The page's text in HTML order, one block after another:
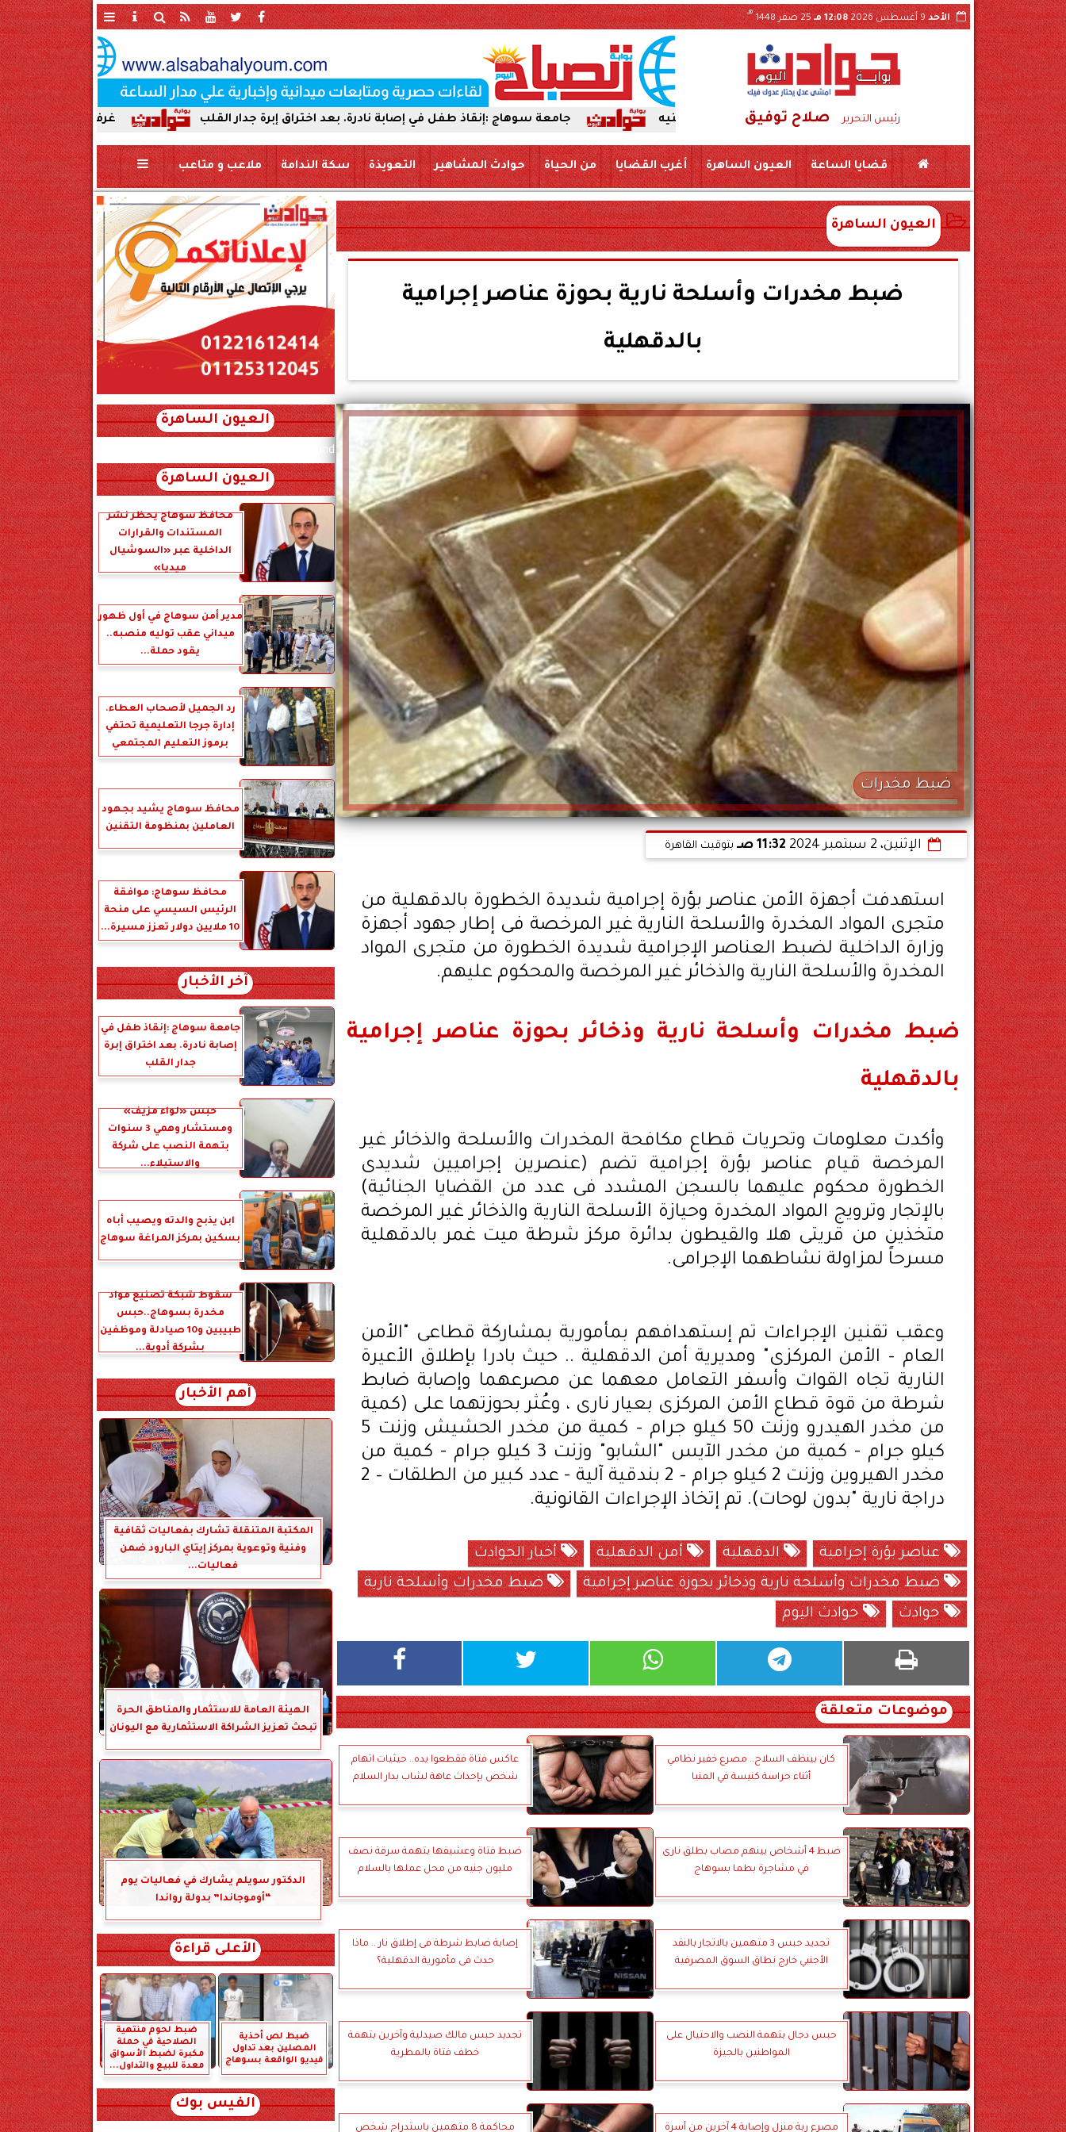
الأحد9 أغسطس 2026 12:08 مـ 25 صفر 1448
هـ
رئيس التحرير صلاح توفيق غرفة الأزمات بسوهاج: لا تأثير جامعة سوهاج :إنقاذ طفل في إصابة نادرة. بعد اختراق إبرة جدار القلب
قضايا الساعة العيون الساهرة أغرب القضايا من الحياة حوادث المشاهير التعويذة سكة الندامة ملاعب و متاعب
العيون الساهرة
ضبط مخدرات وأسلحة نارية بحوزة عناصر إجرامية
بالدقهلية
ضبط مخدرات
الإثنين، 2 سبتمبر 2024 11:32 صـ بتوقيت القاهرة
استهدفت أجهزة الأمن عناصر بؤرة إجرامية شديدة الخطورة بالدقهلية من
متجرى المواد المخدرة والأسلحة النارية غير المرخصة فى إطار جهود أجهزة
وزارة الداخلية لضبط العناصر الإجرامية شديدة الخطورة من متجرى المواد
المخدرة والأسلحة النارية والذخائر غير المرخصة والمحكوم عليهم.
ضبط مخدرات وأسلحة نارية وذخائر بحوزة عناصر إجرامية
بالدقهلية
وأكدت معلومات وتحريات قطاع مكافحة المخدرات والأسلحة والذخائر غير
المرخصة قيام عناصر بؤرة إجرامية تضم (عنصرين إجراميين شديدى
الخطورة محكوم عليهما بالسجن المشدد فى عدد من القضايا الجنائية)
بالإتجار وترويج المواد المخدرة وحيازة الأسلحة النارية والذخائر غير المرخصة
متخذين من قريتى هلا والقيطون بدائرة مركز شرطة ميت غمر بالدقهلية
مسرحاً لمزاولة نشاطهما الإجرامى.
وعقب تقنين الإجراءات تم إستهدافهم بمأمورية بمشاركة قطاعى "الأمن
العام – الأمن المركزى" ومديرية أمن الدقهلية .. حيث بادرا بإطلاق الأعيرة
النارية تجاه القوات وأسفر التعامل معهما عن مصرعهما وإصابة ضابط
شرطة من قوة قطاع الأمن المركزى بعيار نارى ، وعُثر بحوزتهما على (كمية
من مخدر الهيدرو وزنت 50 كيلو جرام – كمية من مخدر الحشيش وزنت 5
كيلو جرام - كمية من مخدر الآيس "الشابو" وزنت 3 كيلو جرام - كمية من
مخدر الهيروين وزنت 2 كيلو جرام – 2 بندقية آلية - عدد كبير من الطلقات – 2
دراجة نارية "بدون لوحات). تم إتخاذ الإجراءات القانونية.
عناصر بؤرة إجرامية الدقهلية أمن الدقهلية
أخبار الحوادث
ضبط مخدرات وأسلحة نارية وذخائر بحوزة عناصر إجرامية
ضبط مخدرات وأسلحة نارية
حوادث
حوادث اليوم
موضوعات متعلقة
كان بينظف السلاح.. مصرع خفير نظامي
أثناء حراسة كنيسة في المنيا
عاكس فتاة فقطعوا يده.. حيثيات اتهام
شخص بإحداث عاهة لشاب بدار السلام
ضبط 4 أشخاص بينهم مصاب بطلق نارى
في مشاجرة بطما بسوهاج
ضبط فتاة وعشيقها بتهمة سرقة نصف
مليون جنيه من محل عملها بالسلام
تجديد حبس 3 متهمين بالاتجار بالنقد
الأجنبي خارج نطاق السوق المصرفية
إصابة ضابط شرطة فى إطلاق نار .. ماذا
حدث فى مأمورية الدقهلية؟
حبس دجال بتهمة النصب والاحتيال على
المواطنين بالجيزة
تجديد حبس مالك صيدلية وآخرين بتهمة
خطف فتاة بالمطرية
مصرع ربة منزل وإصابة 4 آخرين من أسرة محاكمة 8 متهمين باستدراج شخص
العيون الساهرة
xml_json/rss/~12.xml x0n not found
العيون الساهرة
محافظ سوهاج يحظر نشر
المستندات والقرارات
الداخلية عبر «السوشيال
ميديا»
مدير أمن سوهاج في أول ظهور
ميداني عقب توليه منصبه..
يقود حملة...
رد الجميل لأصحاب العطاء.
إدارة جرجا التعليمية تحتفي
برموز التعليم المجتمعي
محافظ سوهاج يشيد بجهود
العاملين بمنظومة التقنين
محافظ سوهاج: موافقة
الرئيس السيسي على منحة
10 ملايين دولار تعزز مسيرة...
آخر الأخبار
جامعة سوهاج :إنقاذ طفل في
إصابة نادرة. بعد اختراق إبرة
جدار القلب
حبس «لواء مزيف»
ومستشار وهمي 3 سنوات
بتهمة النصب على شركة
والاستيلاء...
ابن يذبح والدته ويصيب أباه
بسكين بمركز المراغة سوهاج
سقوط شبكة تصنيع مواد
مخدرة بسوهاج..حبس
طبيبين و10 صيادلة وموظفين
بشركة أدوية...
أهم الأخبار
المكتبة المتنقلة تشارك بفعاليات ثقافية
وفنية وتوعوية بمركز إيتاي البارود ضمن
فعاليات...
الهيئة العامة للاستثمار والمناطق الحرة
تبحث تعزيز الشراكة الاستثمارية مع اليونان
الدكتور سويلم يشارك في فعاليات يوم
“أوموجاندا” بدولة رواندا
الأعلى قراءة
ضبط لص أحذية
المصلين بعد تداول
فيديو الواقعة بسوهاج
ضبط لحوم منتهية
الصلاحية في حملة
مكبرة لضبط الأسواق
معدة للبيع والتداول...
الفيس بوك